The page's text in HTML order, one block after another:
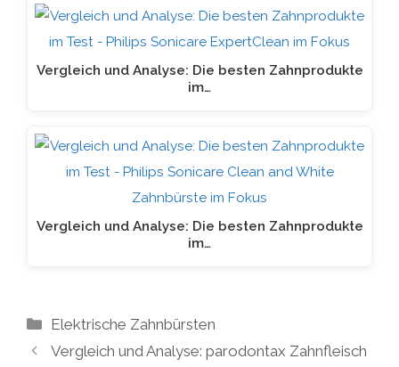
Vergleich und Analyse: Die besten Zahnprodukte
im…
Vergleich und Analyse: Die besten Zahnprodukte
im…
Kategorien
Elektrische Zahnbürsten
Vergleich und Analyse: parodontax Zahnfleisch